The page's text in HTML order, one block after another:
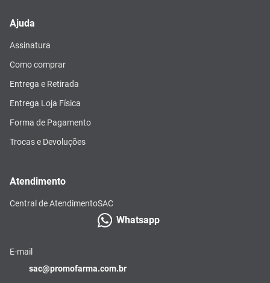
Ajuda
Assinatura
Como comprar
Entrega e Retirada
Entrega Loja Física
Forma de Pagamento
Trocas e Devoluções
Atendimento
Central de AtendimentoSAC
Whatsapp
E-mail
sac@promofarma.com.br